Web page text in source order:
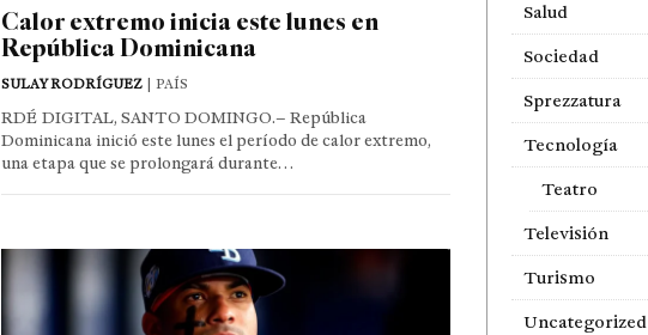
Calor extremo inicia este lunes en
República Dominicana
SULAY RODRÍGUEZ| PAÍS
RDÉ DIGITAL, SANTO DOMINGO.– República
Dominicana inició este lunes el período de calor extremo,
una etapa que se prolongará durante…
Salud
Sociedad
Sprezzatura
Tecnología
Teatro
Televisión
Turismo
Uncategorized